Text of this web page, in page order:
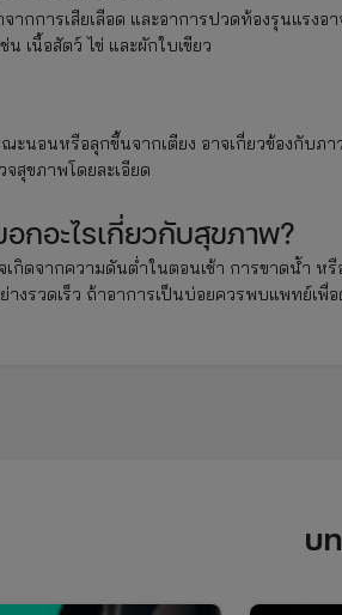
ากการเสียเลือด และอาการปวดท้องรุนแรง
เนื้อสัตว์ ไข่ และผักใบเขียว
ะนอนหรือลุกขึ้นจากเตียง อาจเกี่ยวข้องกับภ
สุขภาพโดยละเอียด
กอะไรเกี่ยวกับสุขภาพ?
กิดจากความดันต่ำในตอนเช้า การขาดน้ำ ห
งรวดเร็ว ถ้าอาการเป็นบ่อยควรพบแพทย์เ
บ